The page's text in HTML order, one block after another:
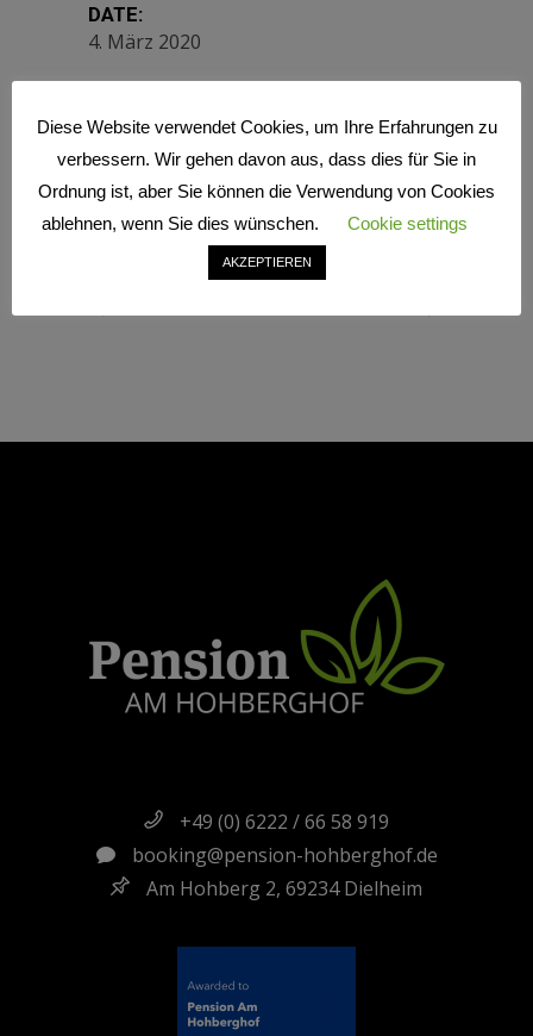
DATE:
4. März 2020
+49 (0) 6222 / 66 58 919
booking@pension-hohberghof.de
Am Hohberg 2, 69234 Dielheim
Diese Website verwendet Cookies, um Ihre Erfahrungen zu
verbessern. Wir gehen davon aus, dass dies für Sie in
Ordnung ist, aber Sie können die Verwendung von Cookies
ablehnen, wenn Sie dies wünschen.
Cookie settings
AKZEPTIEREN